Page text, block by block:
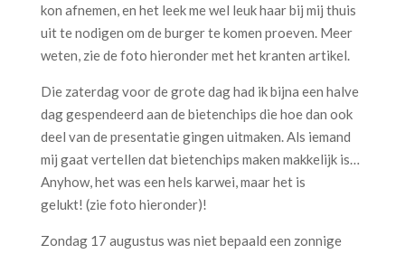
kon afnemen, en het leek me wel leuk haar bij mij thuis
uit te nodigen om de burger te komen proeven. Meer
weten, zie de foto hieronder met het kranten artikel.
Die zaterdag voor de grote dag had ik bijna een halve
dag gespendeerd aan de bietenchips die hoe dan ook
deel van de presentatie gingen uitmaken. Als iemand
mij gaat vertellen dat bietenchips maken makkelijk is…
Anyhow, het was een hels karwei, maar het is
gelukt! (zie foto hieronder)!
Zondag 17 augustus was niet bepaald een zonnige